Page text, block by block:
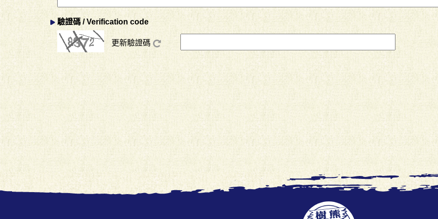
驗證碼 / Verification code
更新驗證碼